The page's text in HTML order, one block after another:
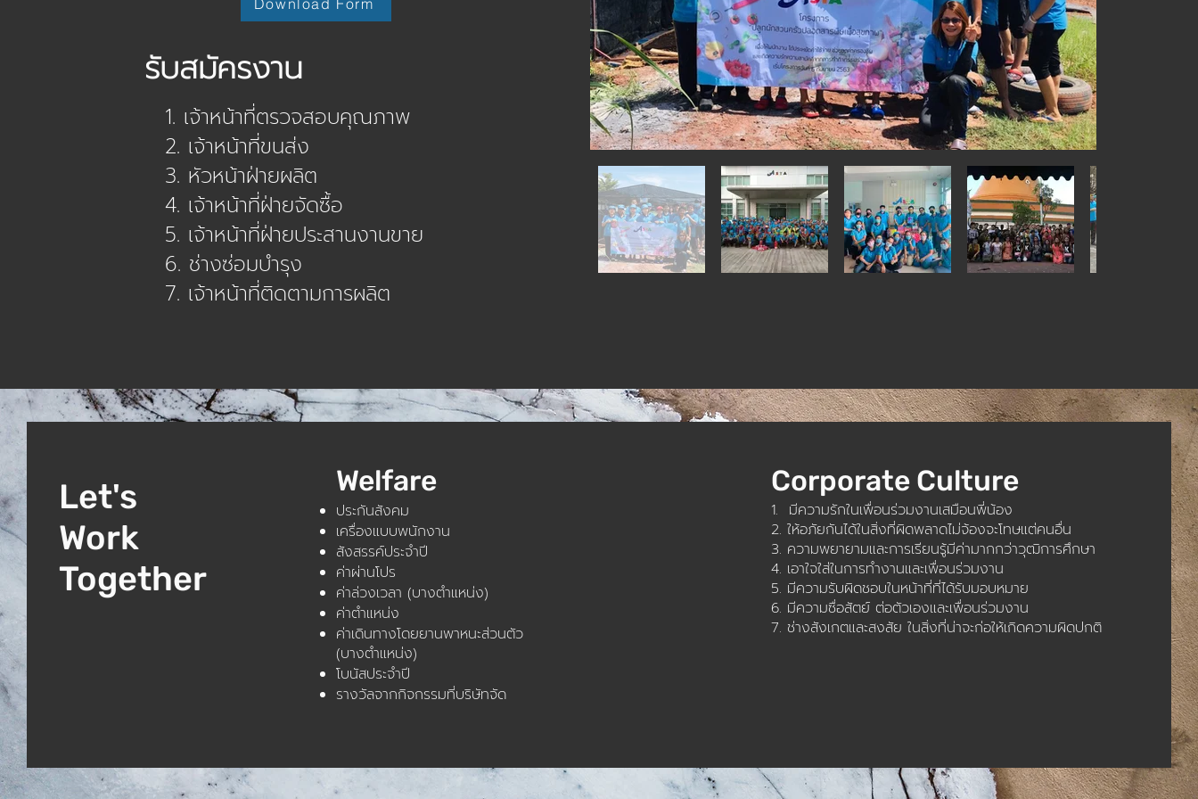
Download Form
รับสมัครงาน
1. เจ้าหน้าที่ตรวจสอบคุณภาพ
2. เจ้าหน้าที่ขนส่ง
3. หัวหน้าฝ่ายผลิต
4. เจ้าหน้าที่ฝ่ายจัดซื้อ
5. เจ้าหน้าที่ฝ่ายประสานงานขาย
6. ช่างซ่อมบำรุง
7. เจ้าหน้าที่ติดตามการผลิต
Let's
Work
Together
Welfare
ประกันสังคม
เครื่องแบบพนักงาน
สังสรรค์ประจำปี
ค่าผ่านโปร
ค่าล่วงเวลา (บางตำแหน่ง)
ค่าตำแหน่ง
ค่าเดินทางโดยยานพาหนะส่วนตัว
(บางตำแหน่ง)
โบนัสประจำปี
รางวัลจากกิจกรรมที่บริษัทจัด
Corporate Culture
1. มีความรักในเพื่อนร่วมงานเสมือนพี่น้อง
2. ให้อภัยกันได้ในสิ่งที่ผิดพลาดไม่จ้องจะโทษแต่คนอื่น
3. ความพยายามและการเรียนรู้มีค่ามากกว่าวุฒิการศึกษา
4. เอาใจใส่ในการทำงานและเพื่อนร่วมงาน
5. มีความรับผิดชอบในหน้าที่ที่ได้รับมอบหมาย
6. มีความซื่อสัตย์ ต่อตัวเองและเพื่อนร่วมงาน
7. ช่างสังเกตและสงสัย ในสิ่งที่น่าจะก่อให้เกิดความผิดปกติ